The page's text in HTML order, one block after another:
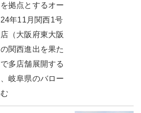
拠点とするオー
年11月関西1号
（大阪府東大阪
関西進出を果た
多店舗展開する
岐阜県のバロー